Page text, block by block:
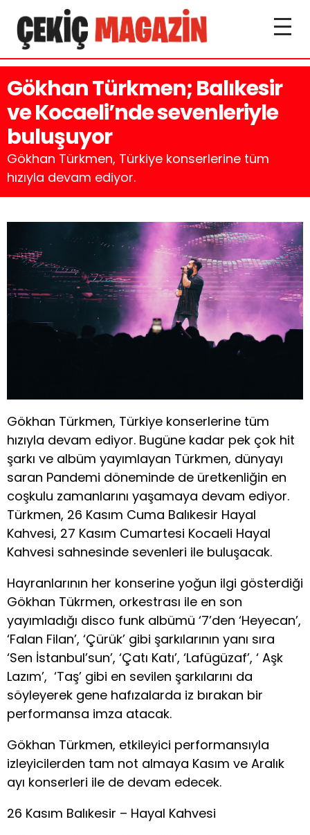
Gökhan Türkmen; Balıkesir
ve Kocaeli’nde sevenleriyle
buluşuyor
Gökhan Türkmen, Türkiye konserlerine tüm
hızıyla devam ediyor.
Gökhan Türkmen, Türkiye konserlerine tüm
hızıyla devam ediyor. Bugüne kadar pek çok hit
şarkı ve albüm yayımlayan Türkmen, dünyayı
saran Pandemi döneminde de üretkenliğin en
coşkulu zamanlarını yaşamaya devam ediyor.
Türkmen, 26 Kasım Cuma Balıkesir Hayal
Kahvesi, 27 Kasım Cumartesi Kocaeli Hayal
Kahvesi sahnesinde sevenleri ile buluşacak.
Hayranlarının her konserine yoğun ilgi gösterdiği
Gökhan Tükrmen, orkestrası ile en son
yayımladığı disco funk albümü ‘7’den ‘Heyecan’,
‘Falan Filan’, ‘Çürük’ gibi şarkılarının yanı sıra
‘Sen İstanbul’sun’, ‘Çatı Katı’, ‘Lafügüzaf’, ‘ Aşk
Lazım’, ‘Taş’ gibi en sevilen şarkılarını da
söyleyerek gene hafızalarda iz bırakan bir
performansa imza atacak.
Gökhan Türkmen, etkileyici performansıyla
izleyicilerden tam not almaya Kasım ve Aralık
ayı konserleri ile de devam edecek.
26 Kasım Balıkesir – Hayal Kahvesi